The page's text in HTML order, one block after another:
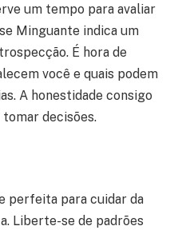
um tempo para avaliar
Minguante indica um
É hora de
você e quais podem
A honestidade consigo
decisões.
perfeita para cuidar da
Liberte-se de padrões